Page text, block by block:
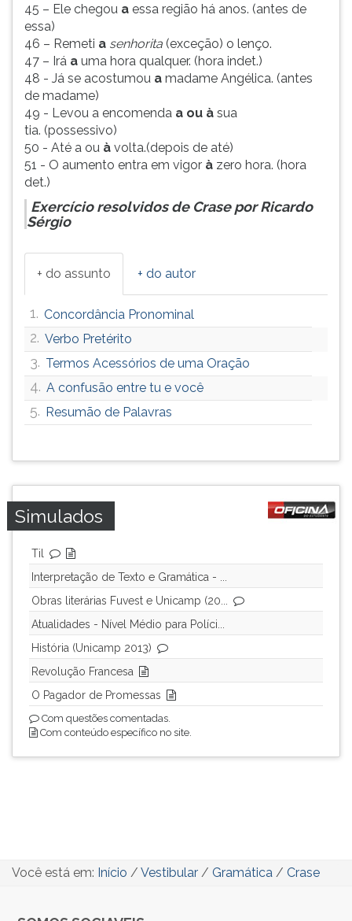
45 – Ele chegou a essa região há anos. (antes de
essa)
46 – Remeti a senhorita (exceção) o lenço.
47 – Irá a uma hora qualquer. (hora indet.)
48 - Já se acostumou a madame Angélica. (antes
de madame)
49 - Levou a encomenda a ou à sua
tia. (possessivo)
50 - Até a ou à volta.(depois de até)
51 - O aumento entra em vigor à zero hora. (hora
det.)
Exercício resolvidos de Crase por Ricardo
Sérgio
+ do assunto + do autor
1. Concordância Pronominal
2. Verbo Pretérito
3. Termos Acessórios de uma Oração
4. A confusão entre tu e você
5. Resumão de Palavras
Simulados
Til
Interpretação de Texto e Gramática - ...
Obras literárias Fuvest e Unicamp (20...
Atualidades - Nível Médio para Políci...
História (Unicamp 2013)
Revolução Francesa
O Pagador de Promessas
Com questões comentadas.
Com conteúdo específico no site.
Você está em: Início / Vestibular / Gramática / Crase